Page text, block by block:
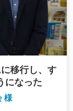
移行し、す
になった
様